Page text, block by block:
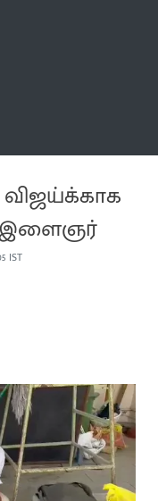
இளைஞர்
IST